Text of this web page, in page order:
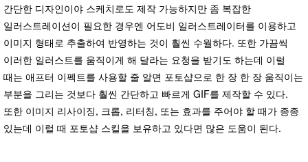
간단한 디자인이야 스케치로도 제작 가능하지만 좀 복잡한
일러스트레이션이 필요한 경우엔 어도비 일러스트레이터를 이용하고
이미지 형태로 추출하여 반영하는 것이 훨씬 수월하다. 또한 가끔씩
이러한 일러스트를 움직이게 해 달라는 요청을 받기도 하는데 이럴
때는 애프터 이펙트를 사용할 줄 알면 포토샵으로 한 장 한 장 움직이는
부분을 그리는 것보다 훨씬 간단하고 빠르게 GIF를 제작할 수 있다.
또한 이미지 리사이징, 크롭, 리터칭, 또는 효과를 주어야 할 때가 종종
있는데 이럴 때 포토샵 스킬을 보유하고 있다면 많은 도움이 된다.